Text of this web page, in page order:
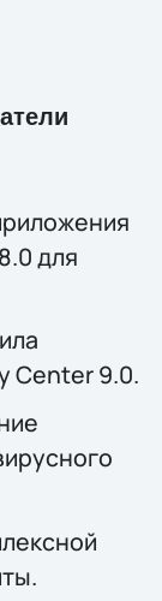
для
Center 9.0.